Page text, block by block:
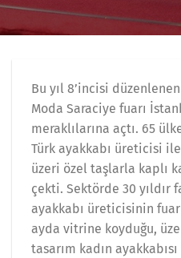
Bu yıl 8’incisi
Moda Saraciye fuarı
meraklılarına açtı. 65
Türk ayakkabı üreticisi
üzeri özel taşlarla kaplı
çekti. Sektörde 30 yıldır
ayakkabı üreticisinin
ayda vitrine koyduğu,
tasarım kadın